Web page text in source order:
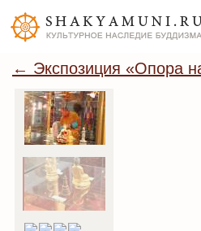
← Экспозиция «Опора